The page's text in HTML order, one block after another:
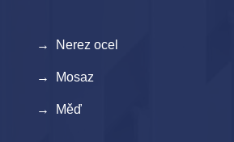
→ Nerez ocel
→ Mosaz
→ Měď